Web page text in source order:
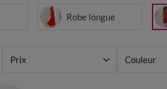
Robe longue
Prix Couleur